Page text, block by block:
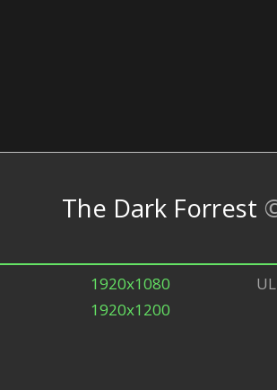
The Dark Forrest
1920x1080
1920x1200